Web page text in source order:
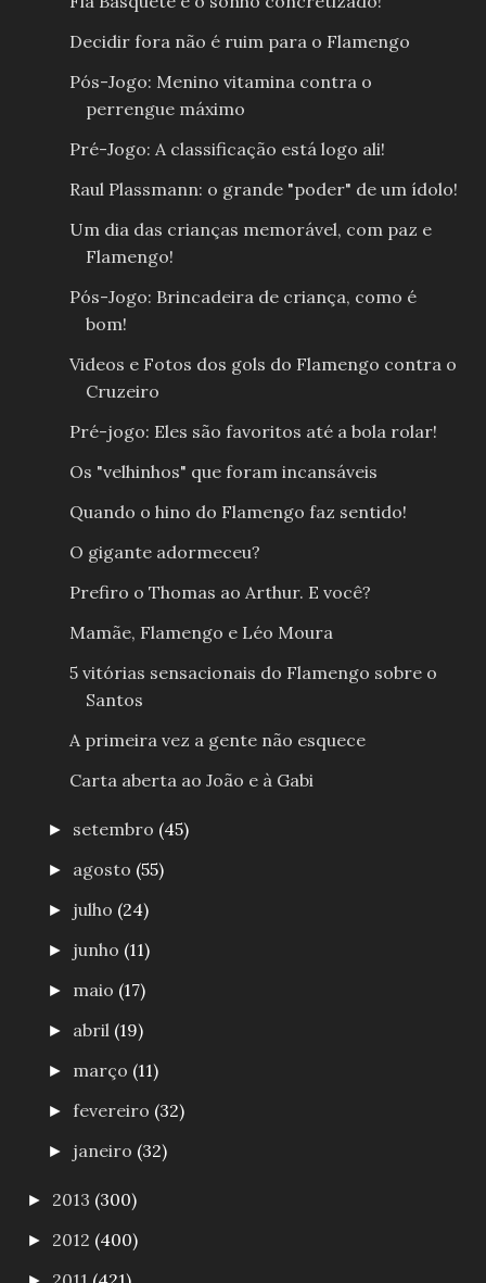
Decidir fora não é ruim para o Flamengo
Pós-Jogo: Menino vitamina contra o
perrengue máximo
Pré-Jogo: A classificação está logo ali!
Raul Plassmann: o grande "poder" de um ídolo!
Um dia das crianças memorável, com paz e
Flamengo!
Pós-Jogo: Brincadeira de criança, como é
bom!
Videos e Fotos dos gols do Flamengo contra o
Cruzeiro
Pré-jogo: Eles são favoritos até a bola rolar!
Os "velhinhos" que foram incansáveis
Quando o hino do Flamengo faz sentido!
O gigante adormeceu?
Prefiro o Thomas ao Arthur. E você?
Mamãe, Flamengo e Léo Moura
5 vitórias sensacionais do Flamengo sobre o
Santos
A primeira vez a gente não esquece
Carta aberta ao João e à Gabi
► setembro (45)
► agosto (55)
► julho (24)
► junho (11)
► maio (17)
► abril (19)
► março (11)
►fevereiro (32)
► janeiro (32)
► 2013 (300)
► 2012 (400)